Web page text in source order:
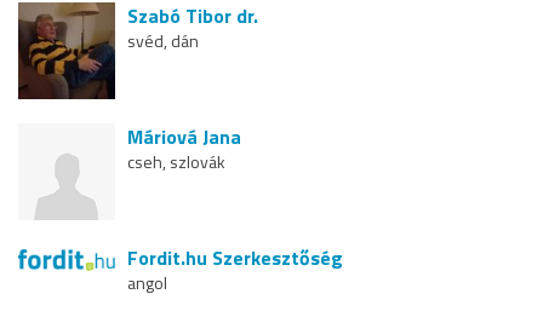
Szabó Tibor dr.
svéd, dán
Máriová Jana
cseh, szlovák
Fordit.hu Szerkesztőség
angol